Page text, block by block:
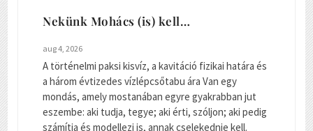
Nekünk Mohács (is) kell…
aug 4, 2026
A történelmi paksi kisvíz, a kavitáció fizikai határa és
a három évtizedes vízlépcsőtabu ára Van egy
mondás, amely mostanában egyre gyakrabban jut
eszembe: aki tudja, tegye; aki érti, szóljon; aki pedig
számítja és modellezi is, annak cselekednie kell.